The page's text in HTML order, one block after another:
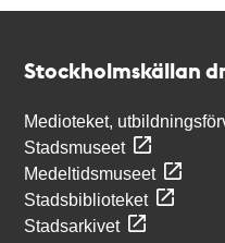
Stockholmskällan
Medioteket,
Stadsmuseet
Medeltidsmuseet
Stadsbiblioteket
Stadsarkivet